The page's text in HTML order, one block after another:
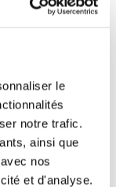
le
notre trafic.
ainsi que
nos
et d'analyse.